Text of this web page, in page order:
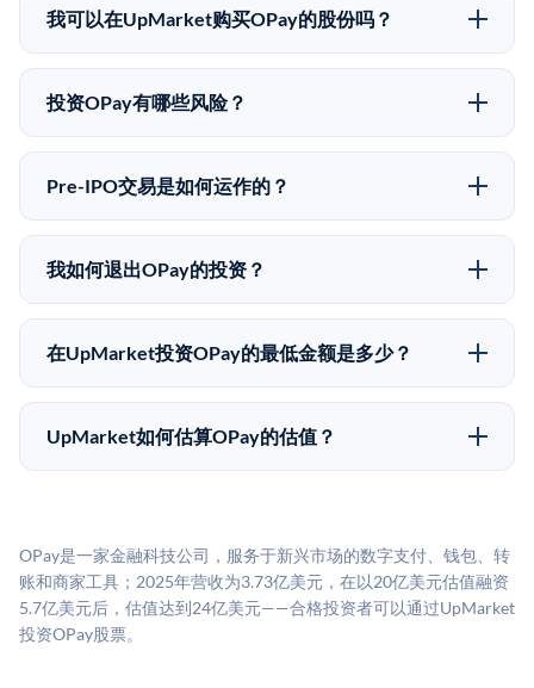
知股价来自其最近一轮融资。 二级市场上的Pre-IPO股
同。
我可以在UpMarket购买OPay的股份吗？
可以。合格投资者可以通过填写本页表单或在
upmarket.co创建账户来表达对OPay股份的投资意向。
50,000美元。UpMarket是FINRA注册的经纪交易商，
自2019年以来已经纪超过5亿美元的另类投资。
投资OPay有哪些风险？
Pre-IPO投资存在重大风险。OPay的股份流动性低，意
味着没有公开市场可以快速出售。不存在确定的退出时
可能全部损失的准备。私有公司的估值在融资轮次之间
可能大幅波动。投资者应在投资前咨询其财务顾问并审
Pre-IPO交易是如何运作的？
在Pre-IPO交易中，合格投资者通过二级市场平台从现有
股东（如员工、早期投资者或其他持有人）处购买股
为FINRA注册的经纪交易商促成这些交易，代表双方处
理合规、文件和结算事宜。
我如何退出OPay的投资？
Pre-IPO持股主要有两种退出途径：在二级市场将股份出
售给其他买家，或持有直到公司完成IPO或被收购。两
市场条件。任何退出的时间都是不可预测的，投资者应
做好多年持有的准备。
在UpMarket投资OPay的最低金额是多少？
UpMarket上大多数Pre-IPO产品的最低投资金额为
50,000美元。具体金额可能因产品和股份供应情况而有
UpMarket如何估算OPay的估值？
司可比倍数应用私有公司折扣，以反映流动性不足和信
息不对称。此估值不构成投资建议，可能与实际交易价
格存在重大差异。
OPay是一家金融科技公司，服务于新兴市场的数字支付、钱包、转
账和商家工具；2025年营收为3.73亿美元，在以20亿美元估值融资
5.7亿美元后，估值达到24亿美元——合格投资者可以通过UpMarket
投资OPay股票。